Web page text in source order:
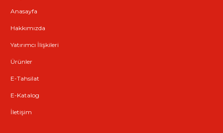
Anasayfa
Hakkımızda
Yatırımcı İlişkileri
Ürünler
E-Tahsilat
E-Katalog
İletişim